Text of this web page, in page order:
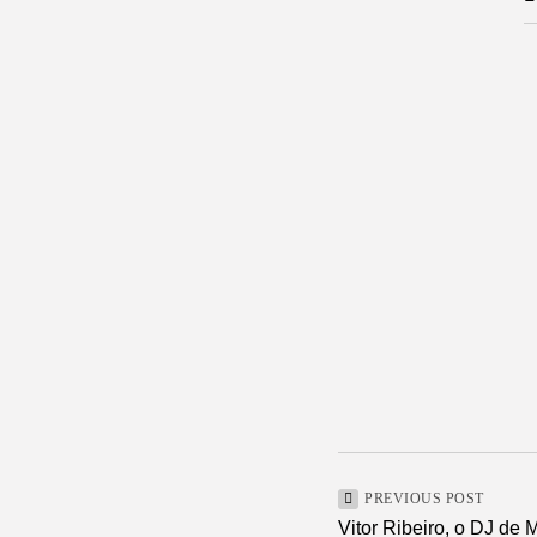
PREVIOUS POST
Vitor Ribeiro, o DJ de